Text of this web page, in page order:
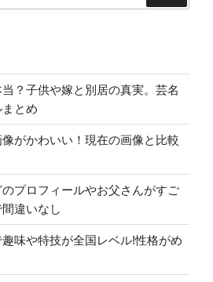
？子供や嫁と別居の真実。芸名
とめ
がかわいい！現在の画像と比較
プロフィールやお父さんがすご
違いなし
味や特技が全国レベル!性格がめ